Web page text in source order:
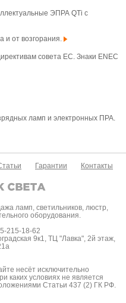
ЭПРА QTi с
и от возгорания.
совета ЕС. Знаки ENEC
ламп и электронных ПРА.
Гарантии Контакты
ламп, светильников, люстр,
оборудования.
215-18-62
9к1, ТЦ "Лавка", 2й этаж,
несёт исключительно
каких условиях не является
Статьи 437 (2) ГК РФ.